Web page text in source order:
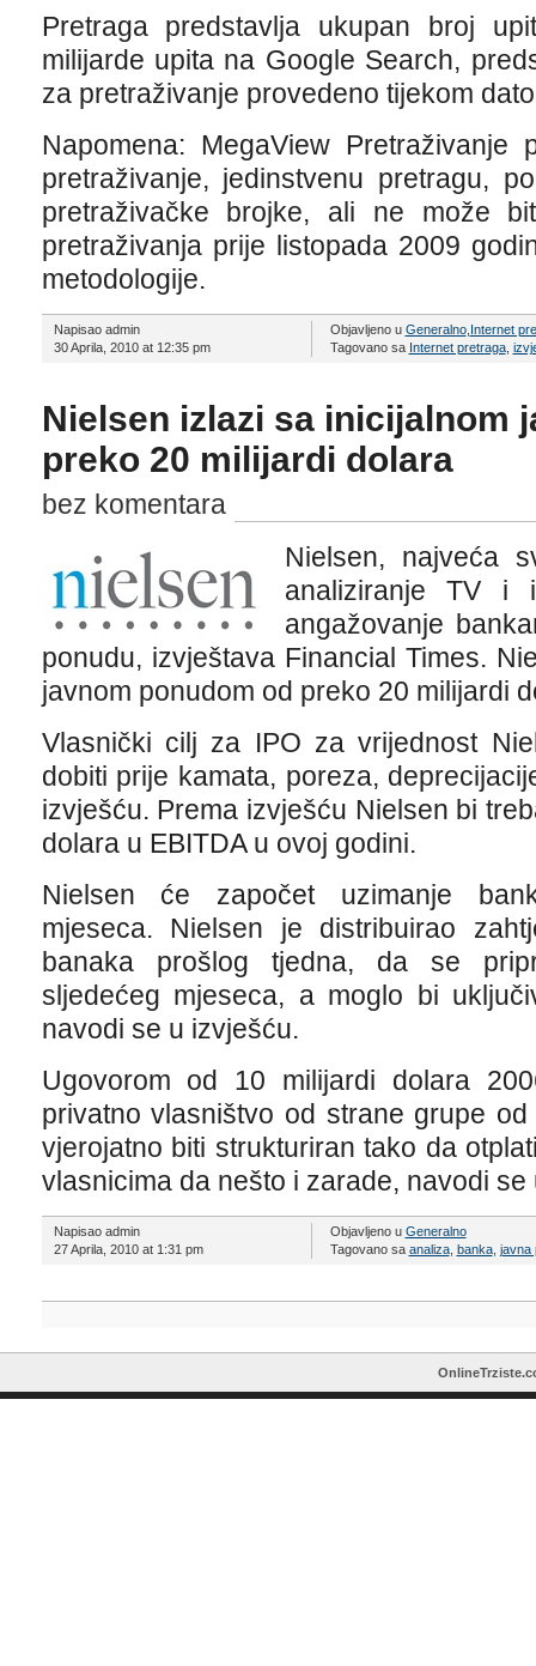
Pretraga predstavlja ukupan broj
milijarde upita na Google Search,
za pretraživanje provedeno tijekom
Napomena: MegaView Pretraživanje
pretraživanje, jedinstvenu pretragu,
pretraživačke brojke, ali ne može
pretraživanja prije listopada 2009
metodologije.
Napisao admin
30 Aprila, 2010 at 12:35 pm
Objavljeno u Generalno, Internet
Tagovano sa Internet pretraga,
Nielsen izlazi sa inicijalnom
preko 20 milijardi dolara
bez komentara
Nielsen, najveća
analiziranje TV i
angažovanje
ponudu, izvještava Financial Times.
javnom ponudom od preko 20 milijardi
Vlasnički cilj za IPO za vrijednost
dobiti prije kamata, poreza,
izvješću. Prema izvješću Nielsen bi
dolara u EBITDA u ovoj godini.
Nielsen će započet uzimanje
mjeseca. Nielsen je distribuirao
banaka prošlog tjedna, da se
sljedećeg mjeseca, a moglo bi
navodi se u izvješću.
Ugovorom od 10 milijardi dolara
privatno vlasništvo od strane grupe
vjerojatno biti strukturiran tako da
vlasnicima da nešto i zarade, navodi se
Napisao admin
27 Aprila, 2010 at 1:31 pm
Objavljeno u Generalno
Tagovano sa analiza, banka, javna